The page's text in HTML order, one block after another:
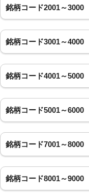
銘柄コード2001～3000
銘柄コード3001～4000
銘柄コード4001～5000
銘柄コード5001～6000
銘柄コード7001～8000
銘柄コード8001～9000